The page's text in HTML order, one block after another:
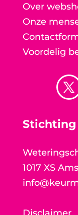
Over
Onze
Voordelig
Stichting
1017 XS
Disclaimer